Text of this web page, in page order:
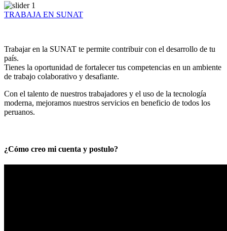
TRABAJA EN SUNAT
Trabajar en la SUNAT te permite contribuir con el desarrollo de tu
país.
Tienes la oportunidad de fortalecer tus competencias en un ambiente
de trabajo colaborativo y desafiante.
Con el talento de nuestros trabajadores y el uso de la tecnología
moderna, mejoramos nuestros servicios en beneficio de todos los
peruanos.
¿Cómo creo mi cuenta y postulo?